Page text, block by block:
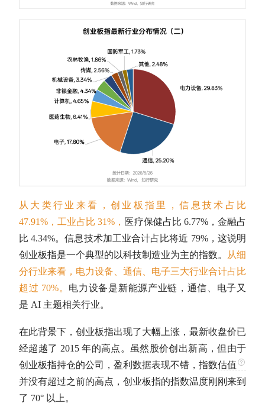
从大类行业来看， 创业板指 里，信息技术占比
47.91%，工业占比 31%， 医疗保健占比 6.77%，金融占
比 4.34%。信息技术加工业合计占比将近 79%，这说明
创业板指是一个典型的以科技制造业为主的指数。
从细
分行业来看，电力设备、通信、电子三大行业合计占比
超过 70%。 电力设备是新能源产业链，通信、电子又
是 AI 主题相关行业。
在此背景下， 创业板指出现了大幅上涨，最新收盘价已
经超越了 2015 年的高点。虽然股价创出新高，但由于
创业板指持仓的公司，盈利数据表现不错，指数估值
并没有超过之前的高点， 创业板指的指数温度刚刚来到
了 70° 以上。